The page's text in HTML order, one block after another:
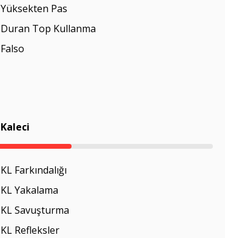
Yüksekten Pas
Duran Top Kullanma
Falso
Kaleci
KL Farkındalığı
KL Yakalama
KL Savuşturma
KL Refleksler